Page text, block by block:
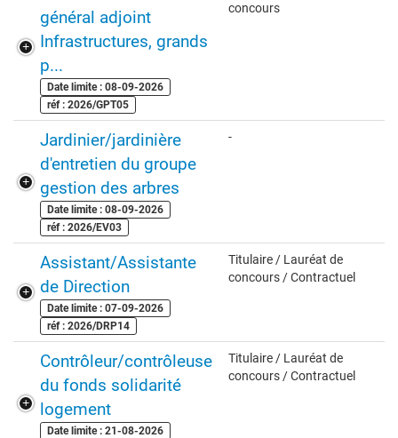
général adjoint
Infrastructures, grands
p...
Date limite : 08-09-2026
réf : 2026/GPT05
concours
Jardinier/jardinière
d'entretien du groupe
gestion des arbres
Date limite : 08-09-2026
réf : 2026/EV03
-
Assistant/Assistante
de Direction
Date limite : 07-09-2026
réf : 2026/DRP14
Titulaire / Lauréat de
concours / Contractuel
Contrôleur/contrôleuse
du fonds solidarité
logement
Date limite : 21-08-2026
Titulaire / Lauréat de
concours / Contractuel